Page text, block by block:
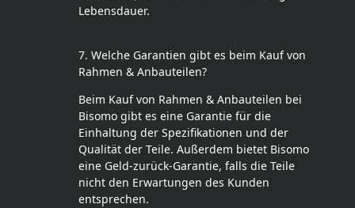
Lebensdauer.
7. Welche Garantien gibt es beim Kauf von
Rahmen & Anbauteilen?
Beim Kauf von Rahmen & Anbauteilen bei
Bisomo gibt es eine Garantie für die
Einhaltung der Spezifikationen und der
Qualität der Teile. Außerdem bietet Bisomo
eine Geld-zurück-Garantie, falls die Teile
nicht den Erwartungen des Kunden
entsprechen.